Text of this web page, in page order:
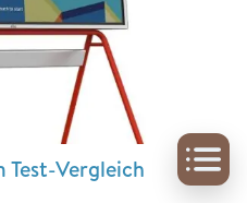
Vergleich